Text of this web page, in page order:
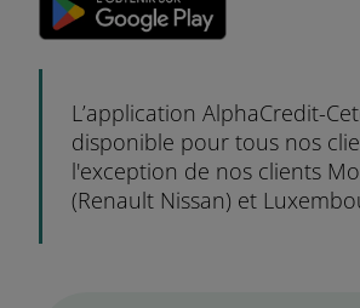
L’application AlphaCredit-
disponible pour tous nos
l'exception de nos clients
(Renault Nissan) et